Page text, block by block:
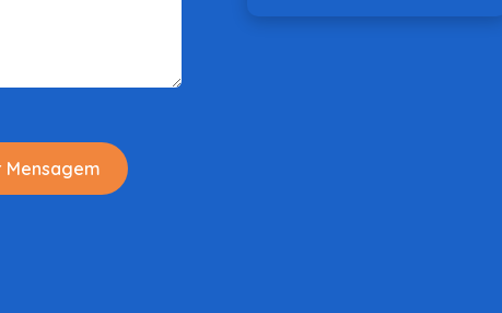
Mensagem